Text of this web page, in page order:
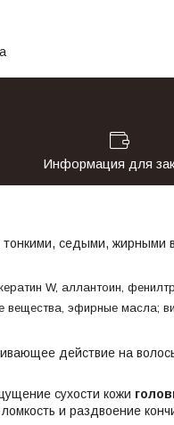
Информация для
тонкими, седыми, жирными
W, аллантоин,
вещества, эфирные масла;
действие на
сухости кожи
и раздвоение